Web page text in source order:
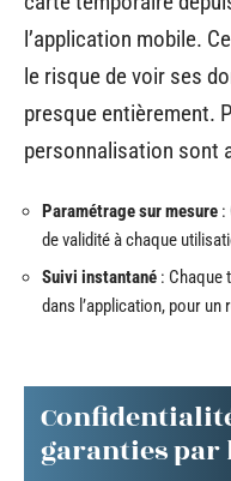
l’application mobile.
le risque de voir ses
presque entièrement.
personnalisation sont
Paramétrage sur mesure :
de validité à chaque
Suivi instantané : Chaque
dans l’application, pour
garanties par